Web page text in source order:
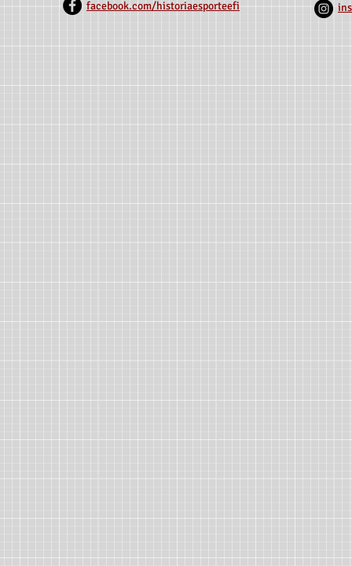
facebook.com/historiaesporteefi